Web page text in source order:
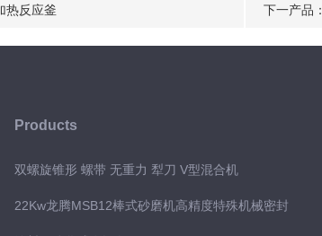
热反应釜 下一产品：
Products
双螺旋锥形 螺带 无重力 犁刀 V型混合机
22Kw龙腾MSB12棒式砂磨机高精度特殊机械密封